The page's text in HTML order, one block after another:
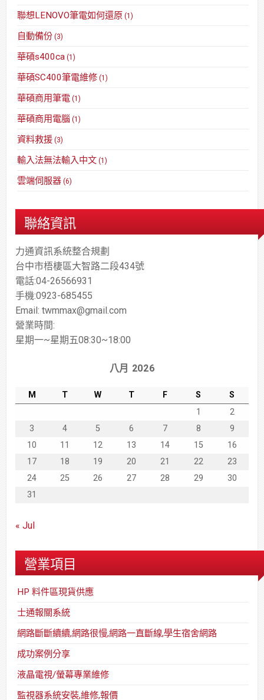
聯想LENOVO筆電如何還原 (1)
自動備份 (3)
華碩s400ca (1)
華碩SC400筆電維修 (1)
華碩商用筆電 (1)
華碩商用電腦 (1)
資料救援 (3)
輸入法無法輸入中文 (1)
雲端伺服器 (6)
聯絡資訊
力通資訊系統整合規劃
台中市梧棲區大智路二段434號
電話:04-26566931
手機:0923-685455
Email: twmmax@gmail.com
營業時間:
星期一~星期五08:30~18:00
八月 2026
M T W T F S
S
1
2
3
4 5 6 7 8
9
10
11 12 13 14 15
16
17
18 19 20 21 22
23
24
25 26 27 28 29
30
31
« Jul
營業項目
HP 料件區現貨供應
士通報關系統
網路斷斷續續,網路很慢,網路一直斷線,學生宿舍網路
成功案例分享
液晶電視/螢幕專業維修
監視器系統安裝,維修,報價